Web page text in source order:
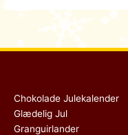
Chokolade Julekalender
Glædelig Jul
Granguirlander